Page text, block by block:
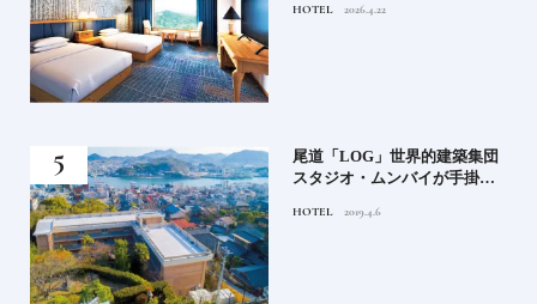
ル
HOTEL 2026.4.22
尾道「LOG」世界的建築集団
スタジオ・ムンバイが手掛け
HOTEL 2019.4.6